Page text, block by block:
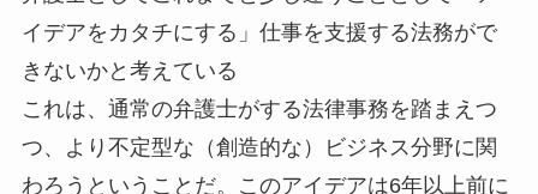
イデアをカタチにする」仕事を支援する法務がで
きないかと考えている
これは、通常の弁護士がする法律事務を踏まえつ
つ、より不定型な（創造的な）ビジネス分野に関
わろうということだ。このアイデアは6年以上前に